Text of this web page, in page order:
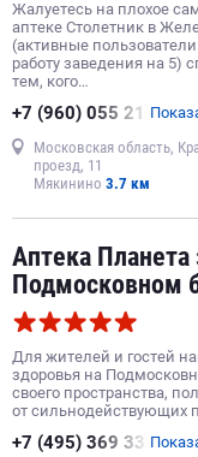
Жалуетесь на плохое
аптеке Столетник в
(активные
работу заведения на 5)
тем, кого…
+7 (960) 055 21
Московская область,
проезд, 11
Мякинино 3.7 км
Аптека Планета
Подмосковном
Для жителей и гостей
здоровья на
своего пространства,
от сильнодействующих
+7 (495) 369 33